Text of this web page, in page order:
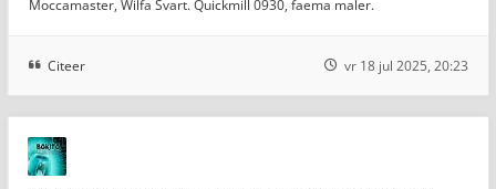
Moccamaster, Wilfa Svart. Quickmill 0930, faema maler.
Citeer vr 18 jul 2025, 20:23